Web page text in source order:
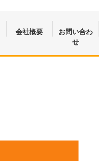
会社概要
お問い合わ
せ